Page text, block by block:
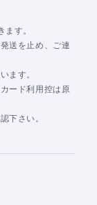
す。
送を止め、ご連
ます。
ード利用控は原
下さい。